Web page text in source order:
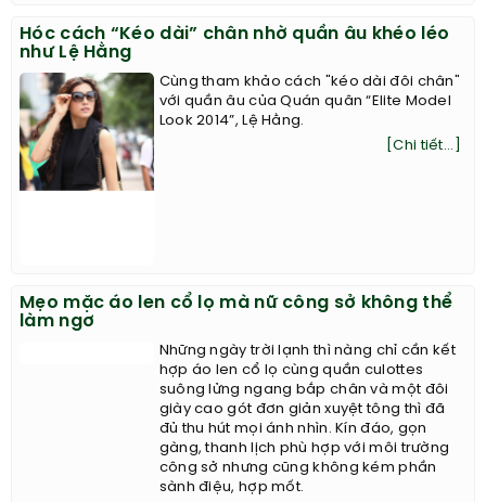
Hóc cách “Kéo dài” chân nhờ quần âu khéo léo
như Lệ Hằng
Mẹo mặc áo len cổ lọ mà nữ công sở không thể
Những ngày trời lạnh thì nàng chỉ cần kết
hợp áo len cổ lọ cùng quần culottes
suông lửng ngang bắp chân và một đôi